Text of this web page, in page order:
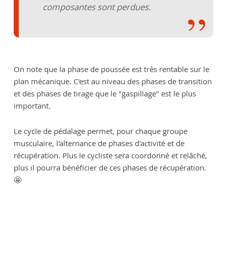
composantes sont perdues.
On note que la phase de poussée est très rentable sur le
plan mécanique. C'est au niveau des phases de transition
et des phases de tirage que le "gaspillage" est le plus
important.
Le cycle de pédalage permet, pour chaque groupe
musculaire, l'alternance de phases d'activité et de
récupération. Plus le cycliste sera coordonné et relâché,
plus il pourra bénéficier de ces phases de récupération.
🤩